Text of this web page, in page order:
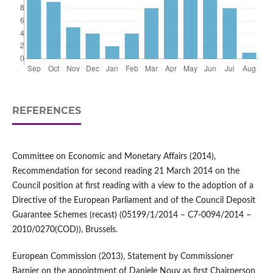
REFERENCES
Committee on Economic and Monetary Affairs (2014),
Recommendation for second reading 21 March 2014 on the
Council position at first reading with a view to the adoption of a
Directive of the European Parliament and of the Council Deposit
Guarantee Schemes (recast) (05199/1/2014 – C7-0094/2014 –
2010/0270(COD)), Brussels.
European Commission (2013), Statement by Commissioner
Barnier on the appointment of Daniele Nouy as first Chairperson